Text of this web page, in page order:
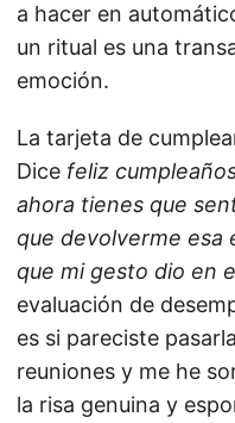
a hacer en
un ritual es una
emoción.
La tarjeta de
Dice feliz
ahora tienes que
que devolverme esa
que mi gesto dio en
evaluación de
es si pareciste
reuniones y me he
la risa genuina y